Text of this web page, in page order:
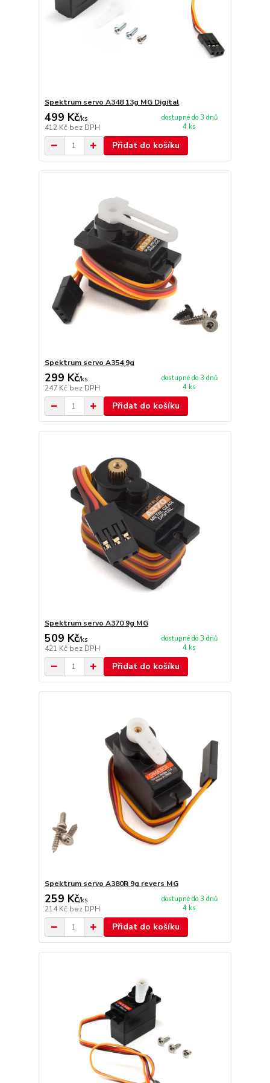
Spektrum servo A348 13g MG Digital
499 Kč/ks
412 Kč bez DPH
dostupné do 3 dnů
4 ks
Přidat do košíku
Spektrum servo A354 9g
299 Kč/ks
247 Kč bez DPH
dostupné do 3 dnů
4 ks
Přidat do košíku
Spektrum servo A370 9g MG
509 Kč/ks
421 Kč bez DPH
dostupné do 3 dnů
4 ks
Přidat do košíku
Spektrum servo A380R 9g revers MG
259 Kč/ks
214 Kč bez DPH
dostupné do 3 dnů
4 ks
Přidat do košíku